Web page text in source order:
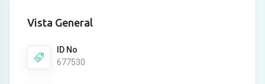
Vista General
ID No
677530